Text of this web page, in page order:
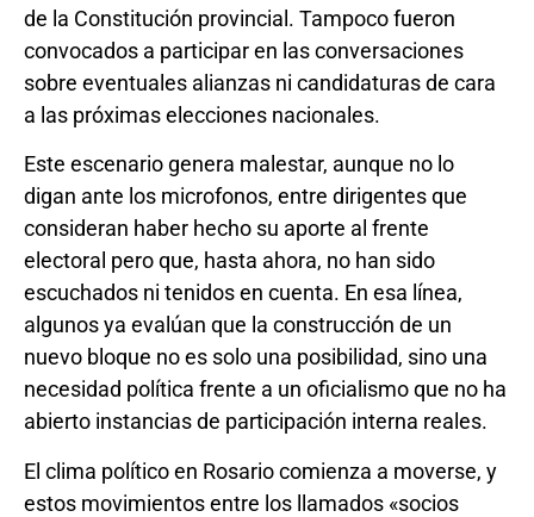
de la Constitución provincial. Tampoco fueron
convocados a participar en las conversaciones
sobre eventuales alianzas ni candidaturas de cara
a las próximas elecciones nacionales.
Este escenario genera malestar, aunque no lo
digan ante los microfonos, entre dirigentes que
consideran haber hecho su aporte al frente
electoral pero que, hasta ahora, no han sido
escuchados ni tenidos en cuenta. En esa línea,
algunos ya evalúan que la construcción de un
nuevo bloque no es solo una posibilidad, sino una
necesidad política frente a un oficialismo que no ha
abierto instancias de participación interna reales.
El clima político en Rosario comienza a moverse, y
estos movimientos entre los llamados «socios